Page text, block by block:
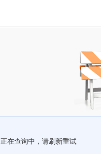
正在查询中，请刷新重试